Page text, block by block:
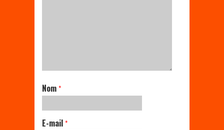
Nom *
E-mail *